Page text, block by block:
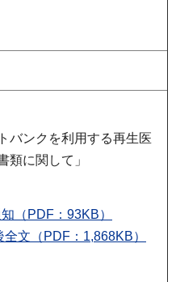
バンクを利用する再生医
類に関して」
（PDF：93KB）
全文（PDF：1,868KB）